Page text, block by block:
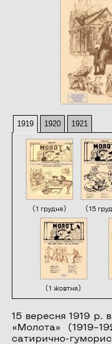
1919 1920 1921
(1 грудня) (15
(1 жовтня)
15 вересня 1919 р.
«Молота»
сатирично-